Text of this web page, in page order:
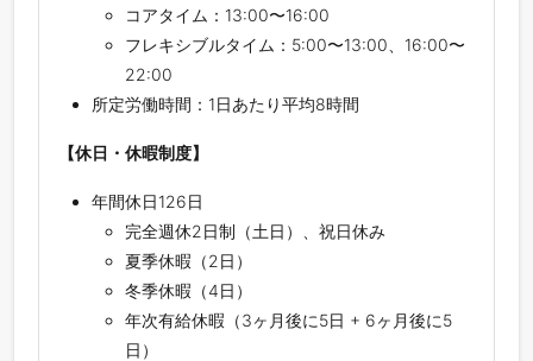
コアタイム：13:00〜16:00
フレキシブルタイム：5:00〜13:00、16:00〜
22:00
所定労働時間：1日あたり平均8時間
【休日・休暇制度】
年間休日126日
完全週休2日制（土日）、祝日休み
夏季休暇（2日）
冬季休暇（4日）
年次有給休暇（3ヶ月後に5日 + 6ヶ月後に5
日）